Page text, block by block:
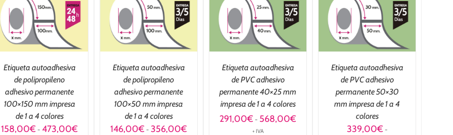
Etiqueta autoadhesiva
de polipropileno
adhesivo permanente
100×150 mm impresa
de 1 a 4 colores
158,00€ - 473,00€Rango
OPCIONES
/
DETALLES
Etiqueta autoadhesiva
de polipropileno
adhesivo permanente
100×50 mm impresa
de 1 a 4 colores
146,00€ - 356,00€Rango
OPCIONES
/
DETALLES
Etiqueta autoadhesiva
de PVC adhesivo
permanente 40×25 mm
impresa de 1 a 4 colores
291,00€ - 568,00€Rango
+ IVA
OPCIONES
/
DETALLES
Etiqueta autoadhesiva
de PVC adhesivo
permanente 50×30
mm impresa de 1 a 4
colores
339,00€ -